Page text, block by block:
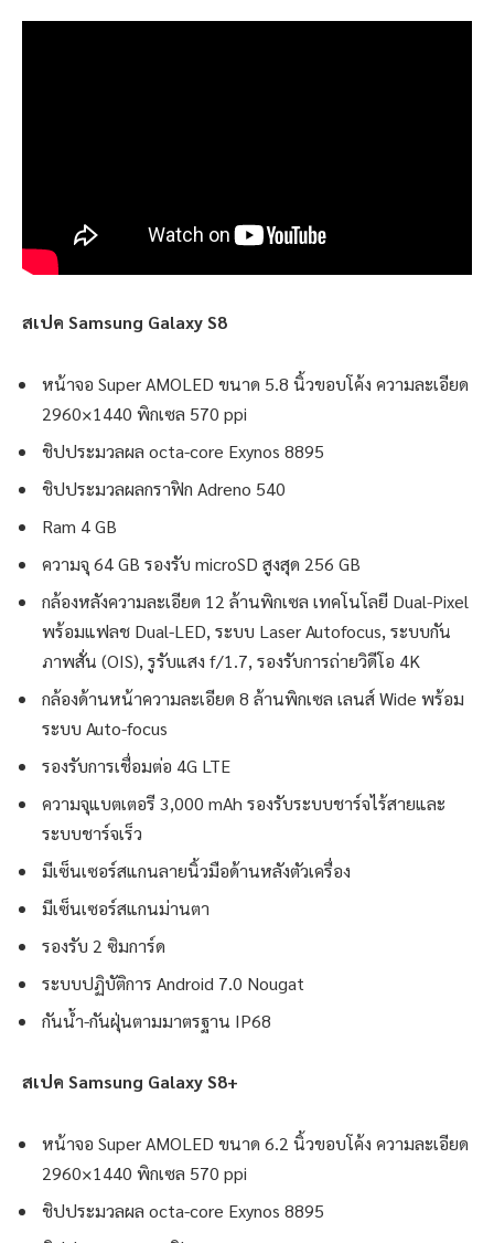
สเปค Samsung Galaxy S8
หน้าจอ Super AMOLED ขนาด 5.8 นิ้วขอบโค้ง ความละเอียด
2960×1440 พิกเซล 570 ppi
ชิปประมวลผล octa-core Exynos 8895
ชิปประมวลผลกราฟิก Adreno 540
Ram 4 GB
ความจุ 64 GB รองรับ microSD สูงสุด 256 GB
กล้องหลังความละเอียด 12 ล้านพิกเซล เทคโนโลยี Dual-Pixel
พร้อมแฟลช Dual-LED, ระบบ Laser Autofocus, ระบบกัน
ภาพสั่น (OIS), รูรับแสง f/1.7, รองรับการถ่ายวิดีโอ 4K
กล้องด้านหน้าความละเอียด 8 ล้านพิกเซล เลนส์ Wide พร้อม
ระบบ Auto-focus
รองรับการเชื่อมต่อ 4G LTE
ความจุแบตเตอรี 3,000 mAh รองรับระบบชาร์จไร้สายและ
ระบบชาร์จเร็ว
มีเซ็นเซอร์สแกนลายนิ้วมือด้านหลังตัวเครื่อง
มีเซ็นเซอร์สแกนม่านตา
รองรับ 2 ซิมการ์ด
ระบบปฏิบัติการ Android 7.0 Nougat
กันน้ำ-กันฝุ่นตามมาตรฐาน IP68
สเปค Samsung Galaxy S8+
หน้าจอ Super AMOLED ขนาด 6.2 นิ้วขอบโค้ง ความละเอียด
2960×1440 พิกเซล 570 ppi
ชิปประมวลผล octa-core Exynos 8895